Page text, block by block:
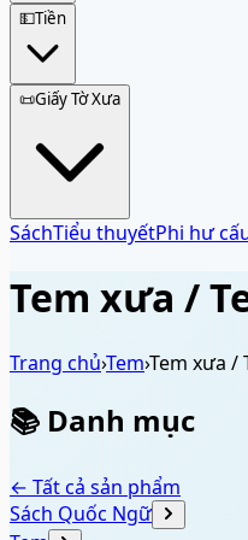
💵Tiền
📜Giấy Tờ Xưa
SáchTiểu thuyếtPhi hư
Tem xưa /
Trang chủ›Tem›Tem xưa /
📚 Danh mục
← Tất cả sản phẩm
Sách Quốc Ngữ